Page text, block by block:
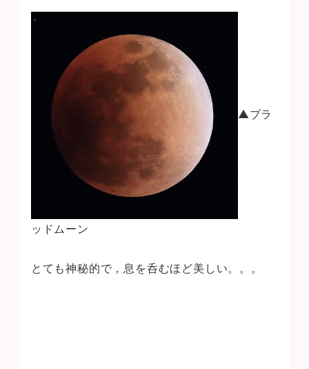
▲ブラ
ッドムーン
とても神秘的で，息を呑むほど美しい。。。